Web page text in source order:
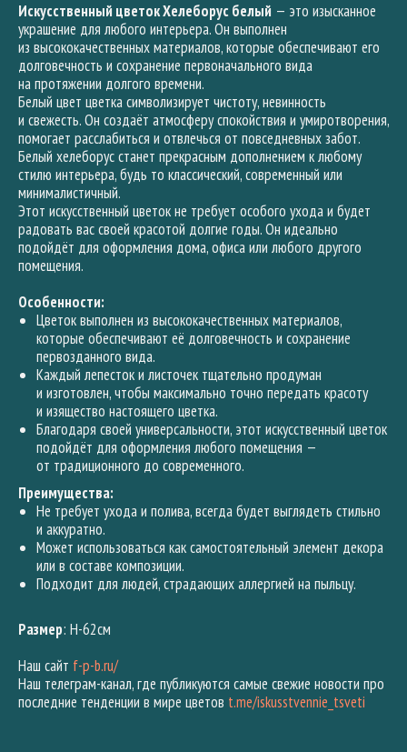
Искусственный цветок Хелеборус белый — это изысканное
украшение для любого интерьера. Он выполнен
из высококачественных материалов, которые обеспечивают его
долговечность и сохранение первоначального вида
на протяжении долгого времени.
Белый цвет цветка символизирует чистоту, невинность
и свежесть. Он создаёт атмосферу спокойствия и умиротворения,
помогает расслабиться и отвлечься от повседневных забот.
Белый хелеборус станет прекрасным дополнением к любому
стилю интерьера, будь то классический, современный или
минималистичный.
Этот искусственный цветок не требует особого ухода и будет
радовать вас своей красотой долгие годы. Он идеально
подойдёт для оформления дома, офиса или любого другого
помещения.
Особенности:
Цветок выполнен из высококачественных материалов,
которые обеспечивают её долговечность и сохранение
первозданного вида.
Каждый лепесток и листочек тщательно продуман
и изготовлен, чтобы максимально точно передать красоту
и изящество настоящего цветка.
Благодаря своей универсальности, этот искусственный цветок
подойдёт для оформления любого помещения —
от традиционного до современного.
Преимущества:
Не требует ухода и полива, всегда будет выглядеть стильно
и аккуратно.
Может использоваться как самостоятельный элемент декора
или в составе композиции.
Подходит для людей, страдающих аллергией на пыльцу.
Размер: H-62см
Наш сайт f-p-b.ru/
Наш телеграм-канал, где публикуются самые свежие новости про
последние тенденции в мире цветов t.me/iskusstvennie_tsveti